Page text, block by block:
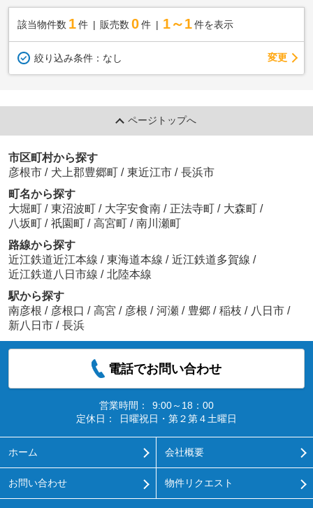
該当物件数 1件 販売数 0 件 1～1 件を表示
絞り込み条件： なし 変更
ページトップへ
市区町村から探す
彦根市 / 犬上郡豊郷町 / 東近江市 / 長浜市
町名から探す
大堀町 / 東沼波町 / 大字安食南 / 正法寺町 / 大森町 /
八坂町 / 祇園町 / 高宮町 / 南川瀬町
路線から探す
近江鉄道近江本線 / 東海道本線 / 近江鉄道多賀線 /
近江鉄道八日市線 / 北陸本線
駅から探す
南彦根 / 彦根口 / 高宮 / 彦根 / 河瀬 / 豊郷 / 稲枝 / 八日市 /
新八日市 / 長浜
電話でお問い合わせ
営業時間：
9:00～18：00
定休日：
日曜祝日・第２第４土曜日
ホーム 会社概要
お問い合わせ 物件リクエスト